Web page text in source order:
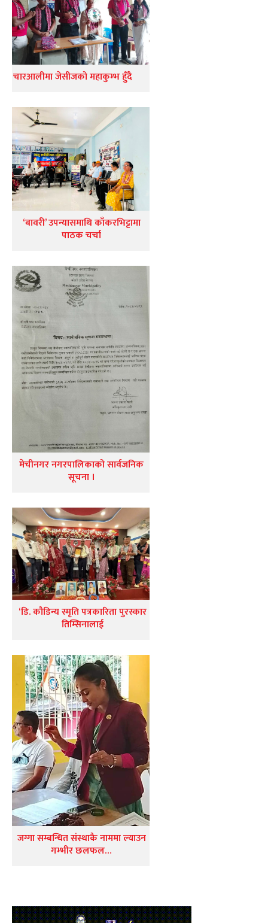
चारआलीमा जेसीजको महाकुम्भ हुँदै
‘बावरी’ उपन्यासमाथि काँकरभिट्टामा
पाठक चर्चा
मेचीनगर नगरपालिकाको सार्वजनिक
सूचना ।
‘डि. कौडिन्य स्मृति पत्रकारिता पुरस्कार
तिम्सिनालाई
जग्गा सम्बन्धित संस्थाकै नाममा ल्याउन
गम्भीर छलफल…